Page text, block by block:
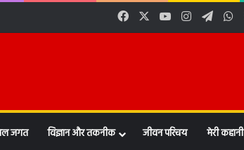
Facebook YouTubeInstagram
जगत विज्ञान और तकनीक जीवन परिचय मेरी कहानी